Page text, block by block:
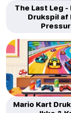
The Last Leg -
Drukspil af
Mario Kart